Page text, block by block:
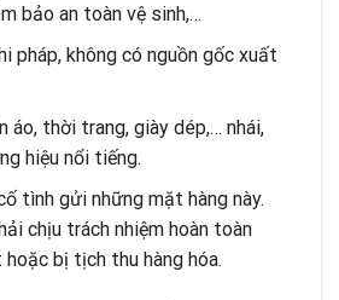
bảo an toàn vệ sinh,…
pháp, không có nguồn gốc xuất
áo, thời trang, giày dép,… nhái,
hiệu nổi tiếng.
tình gửi những mặt hàng này.
chịu trách nhiệm hoàn toàn
bị tịch thu hàng hóa.